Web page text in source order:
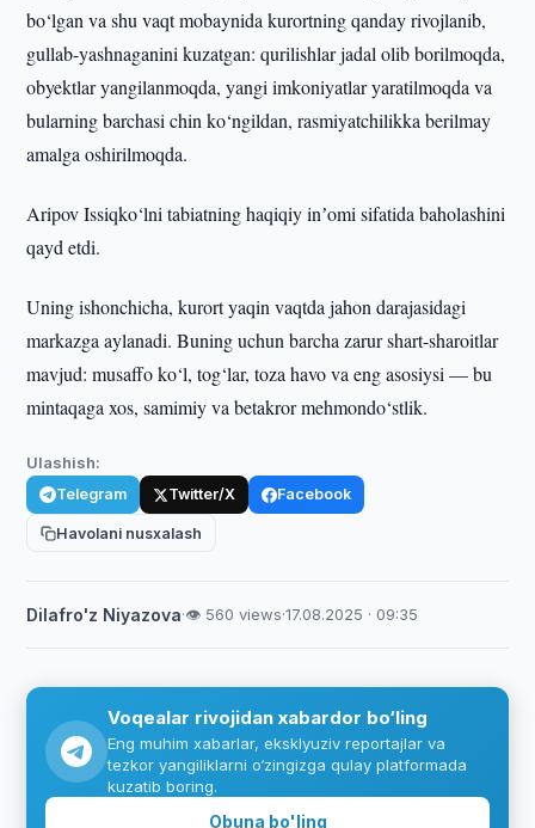
bo‘lgan va shu vaqt mobaynida kurortning qanday rivojlanib,
gullab-yashnaganini kuzatgan: qurilishlar jadal olib borilmoqda,
obyektlar yangilanmoqda, yangi imkoniyatlar yaratilmoqda va
bularning barchasi chin ko‘ngildan, rasmiyatchilikka berilmay
amalga oshirilmoqda.
Aripov Issiqko‘lni tabiatning haqiqiy inʼomi sifatida baholashini
qayd etdi.
Uning ishonchicha, kurort yaqin vaqtda jahon darajasidagi
markazga aylanadi. Buning uchun barcha zarur shart-sharoitlar
mavjud: musaffo ko‘l, tog‘lar, toza havo va eng asosiysi — bu
mintaqaga xos, samimiy va betakror mehmondo‘stlik.
Ulashish:
Telegram Twitter/X Facebook
Havolani nusxalash
Dilafro'z Niyazova·👁 560 views·17.08.2025 · 09:35
Voqealar rivojidan xabardor bo‘ling
Eng muhim xabarlar, eksklyuziv reportajlar va
tezkor yangiliklarni o‘zingizga qulay platformada
kuzatib boring.
Obuna bo'ling